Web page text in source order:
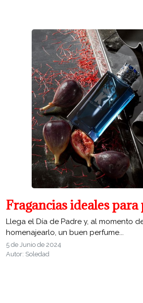
Fragancias ideales para
Llega el Día de Padre y, al momento
homenajearlo, un buen perfume...
5 de Junio de 2024
Autor: Soledad